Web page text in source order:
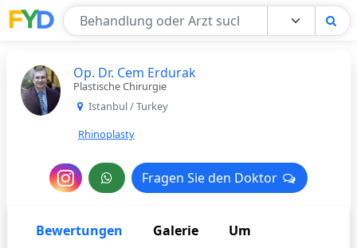
Find Your Doctor
Op. Dr. Cem Erdurak
Plastische Chirurgie
Istanbul / Turkey
Rhinoplasty
Nachricht
den
Fragen Sie den Doktor
Fragen Sie den Doktor
Bewertungen Galerie Um